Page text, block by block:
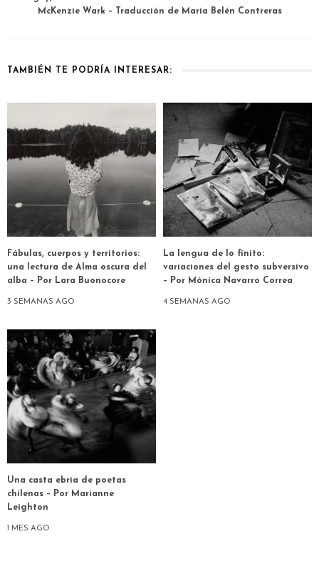
McKenzie Wark – Traducción de María Belén Contreras
TAMBIÉN TE PODRÍA INTERESAR:
Fábulas, cuerpos y territorios:
una lectura de Alma oscura del
alba – Por Lara Buonocore
3 SEMANAS AGO
La lengua de lo finito:
variaciones del gesto subversivo
– Por Mónica Navarro Correa
4 SEMANAS AGO
Una casta ebria de poetas
chilenas – Por Marianne
Leighton
1 MES AGO